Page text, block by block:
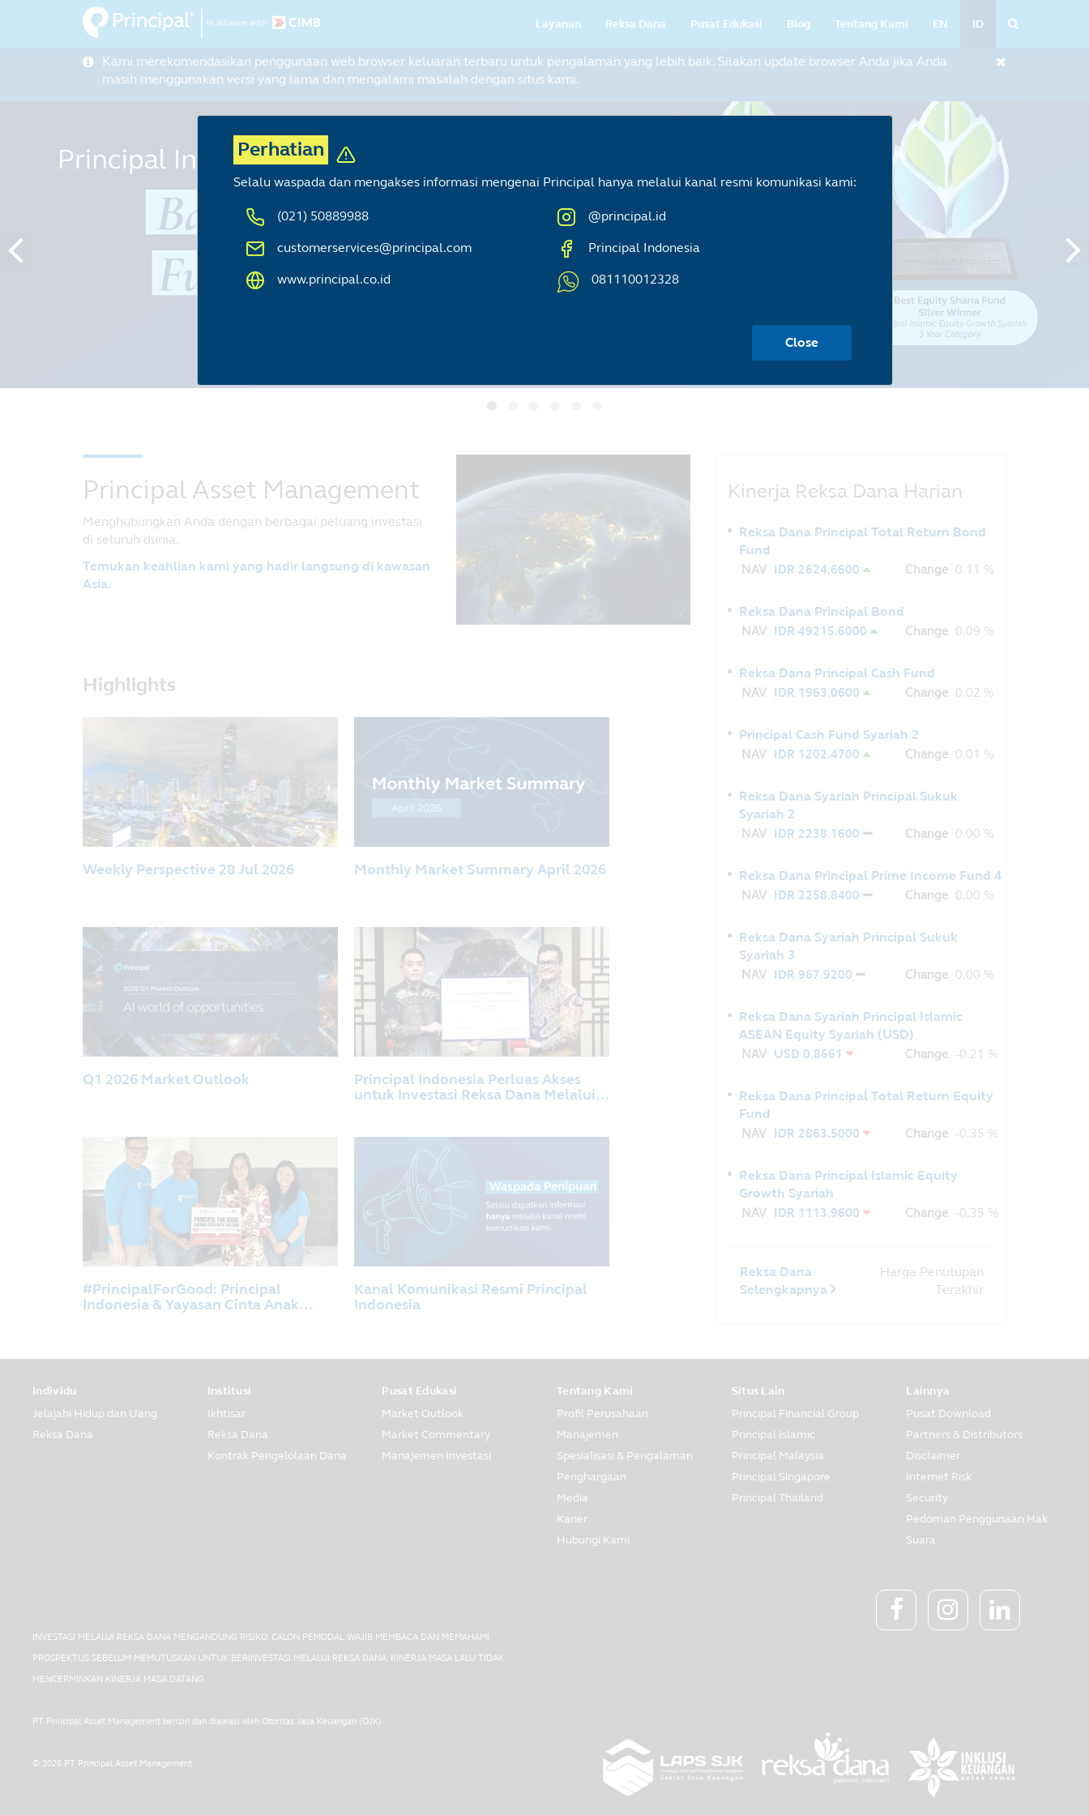
Perhatian
Selalu waspada dan mengakses informasi mengenai Principal hanya melalui kanal resmi komunikasi kami:
(021) 50889988
customerservices@principal.com
www.principal.co.id
@principal.id
Principal Indonesia
081110012328
Close
EN ID
Main
Layanan Reksa Dana Pusat Edukasi Blog Tentang Kami
Kami merekomendasikan penggunaan web browser keluaran terbaru untuk pengalaman yang lebih baik. Silakan update browser Anda jika Anda
masih menggunakan versi yang lama dan mengalami masalah dengan situs kami.
Principal Asset Management
Menghubungkan Anda dengan berbagai peluang investasi
di seluruh dunia.
Temukan keahlian kami yang hadir langsung di kawasan
Asia.
Highlights
Weekly Perspective 28 Jul 2026 Monthly Market Summary April 2026
Q1 2026 Market Outlook
Principal Indonesia Perluas Akses
untuk Investasi Reksa Dana Melalui
#PrincipalForGood: Principal
Indonesia & Yayasan Cinta Anak
Kanal Komunikasi Resmi Principal
Indonesia
Kinerja Reksa Dana Harian
Reksa Dana Principal Total Return Bond
Fund
NAV IDR 2624.6600 Change 0.11 %
Reksa Dana Principal Bond
NAV IDR 49215.6000 Change 0.09 %
Reksa Dana Principal Cash Fund
NAV IDR 1963.0600 Change 0.02 %
Principal Cash Fund Syariah 2
NAV IDR 1202.4700 Change 0.01 %
Reksa Dana Syariah Principal Sukuk
Syariah 2
NAV IDR 2238.1600 Change 0.00 %
Reksa Dana Principal Prime Income Fund 4
NAV IDR 2258.8400 Change 0.00 %
Reksa Dana Syariah Principal Sukuk
Syariah 3
NAV IDR 967.9200 Change 0.00 %
Reksa Dana Syariah Principal Islamic
ASEAN Equity Syariah (USD)
NAV USD 0.8661 Change -0.21 %
Reksa Dana Principal Total Return Equity
Fund
NAV IDR 2863.5000 Change -0.35 %
Reksa Dana Principal Islamic Equity
Growth Syariah
NAV IDR 1113.9600 Change -0.35 %
Reksa Dana
Selengkapnya
Harga Penutupan
Terakhir
Individu
Jelajahi Hidup dan Uang
Reksa Dana
Institusi
Ikhtisar
Reksa Dana
Kontrak Pengelolaan Dana
Pusat Edukasi
Market Outlook
Market Commentary
Manajemen Investasi
Tentang Kami
Profil Perusahaan
Manajemen
Spesialisasi & Pengalaman
Penghargaan
Media
Karier
Hubungi Kami
Situs Lain
Principal Financial Group
Principal Islamic
Principal Malaysia
Principal Singapore
Principal Thailand
Lainnya
Pusat Download
Partners & Distributors
Disclaimer
Internet Risk
Security
Pedoman Penggunaan Hak
Suara
INVESTASI MELALUI REKSA DANA MENGANDUNG RISIKO. CALON PEMODAL WAJIB MEMBACA DAN MEMAHAMI
PROSPEKTUS SEBELUM MEMUTUSKAN UNTUK BERINVESTASI MELALUI REKSA DANA. KINERJA MASA LALU TIDAK
MENCERMINKAN KINERJA MASA DATANG
PT Principal Asset Management berizin dan diawasi oleh Otoritas Jasa Keuangan (OJK)
© 2026 PT Principal Asset Management